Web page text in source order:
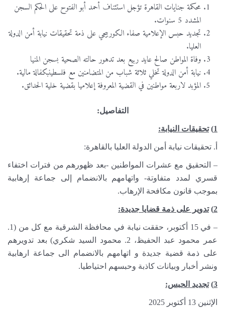
محكمة جنايات القاهرة تؤجل استئناف أحمد أبو الفتوح على الحكم السجن
المشدد 5 سنوات.
تجديد حبس الإعلامية صفاء الكوربيجي على ذمة تحقيقات نيابة أمن الدولة
العليا.
وفاة المواطن صالح عايد ربيع بعد تدهور حالته الصحية بسجن المنيا
نيابة أمن الدولة تخلي ثلاثة شباب من المتضامنين مع فلسطينبكفالة مالية.
المؤبد لاربعة مواطنين في القضية المعروفة إعلاميا بقضية خلية الحدائق.
التفاصيل:
1) تحقيقات النيابة:
أ. تحقيقات نيابة أمن الدولة العليا بالقاهرة:
– التحقيق مع عشرات المواطنين -بعد ظهورهم من فترات اختفاء
قسري لمدد متفاوتة- واتهامهم بالانضمام إلى جماعة إرهابية
بموجب قانون مكافحة الإرهاب.
2) تدوير على ذمة قضايا جديدة:
– في 15 أكتوبر، حققت نيابة في محافظة الشرقية مع كل من (1.
عمر محمود عبد الحفيظ، 2. محمود السيد شكري) بعد تدويرهم
على ذمة قضية جديدة و اتهامهم بالانضمام الى جماعة ارهابية
ونشر أخبار وبيانات كاذبة وحبسهم احتياطيا.
3) تجديد الحبس:
الإثنين 13 أكتوبر 2025